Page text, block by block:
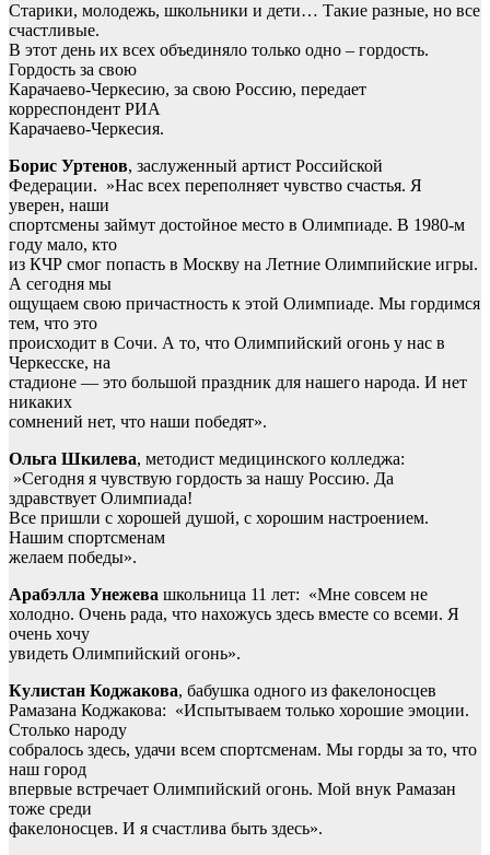
Старики, молодежь, школьники и дети… Такие разные, но все
счастливые.
В этот день их всех объединяло только одно – гордость.
Гордость за свою
Карачаево-Черкесию, за свою Россию, передает
корреспондент РИА
Карачаево-Черкесия.
Борис Уртенов, заслуженный артист Российской
Федерации. »Нас всех переполняет чувство счастья. Я
уверен, наши
спортсмены займут достойное место в Олимпиаде. В 1980-м
году мало, кто
из КЧР смог попасть в Москву на Летние Олимпийские игры.
А сегодня мы
ощущаем свою причастность к этой Олимпиаде. Мы гордимся
тем, что это
происходит в Сочи. А то, что Олимпийский огонь у нас в
Черкесске, на
стадионе — это большой праздник для нашего народа. И нет
никаких
сомнений нет, что наши победят».
Ольга Шкилева, методист медицинского колледжа:
»Сегодня я чувствую гордость за нашу Россию. Да
здравствует Олимпиада!
Все пришли с хорошей душой, с хорошим настроением.
Нашим спортсменам
желаем победы».
Арабэлла Унежева школьница 11 лет: «Мне совсем не
холодно. Очень рада, что нахожусь здесь вместе со всеми. Я
очень хочу
увидеть Олимпийский огонь».
Кулистан Коджакова, бабушка одного из факелоносцев
Рамазана Коджакова: «Испытываем только хорошие эмоции.
Столько народу
собралось здесь, удачи всем спортсменам. Мы горды за то, что
наш город
впервые встречает Олимпийский огонь. Мой внук Рамазан
тоже среди
факелоносцев. И я счастлива быть здесь».